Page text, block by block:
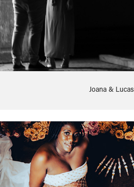
Joana & Lucas